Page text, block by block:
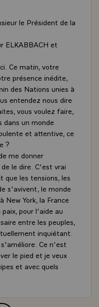
le Président de la
ELKABBACH et
Ce matin, votre
présence inédite,
des Nations unies à
entendez nous dire
vous voulez faire,
dans un monde
et attentive, ce
?
me donner
le dire. C'est vrai
que les tensions, les
s'avivent, le monde
New York, la France
pour l'aide au
entre les peuples,
inquiétant.
Ce n'est
le pied et je veux
et avec quels